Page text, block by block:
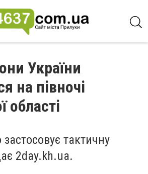
України
на півночі
області
тактичну
2day.kh.ua.